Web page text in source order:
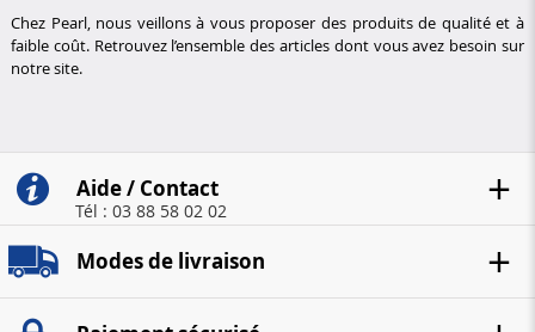
Chez Pearl, nous veillons à vous proposer des produits de qualité et à
faible coût. Retrouvez l’ensemble des articles dont vous avez besoin sur
notre site.
Aide / Contact
Tél : 03 88 58 02 02
Modes de livraison